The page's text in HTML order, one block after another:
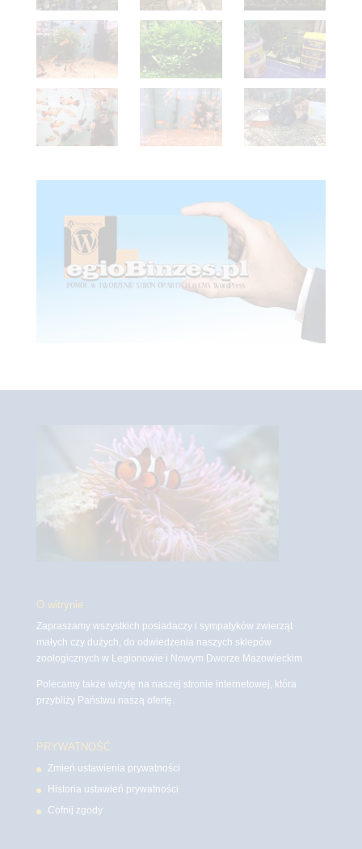
O witrynie
Zapraszamy wszystkich posiadaczy i sympatyków zwierząt
małych czy dużych, do odwiedzenia naszych sklepów
zoologicznych w Legionowie i Nowym Dworze Mazowieckim
Polecamy także wizytę na naszej stronie internetowej, która
przybliży Państwu naszą ofertę.
PRYWATNOŚĆ
Zmień ustawienia prywatności
Historia ustawień prywatności
Cofnij zgody